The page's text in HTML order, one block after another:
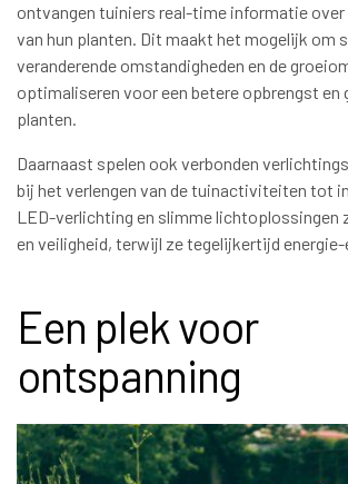
ontvangen tuiniers real-time informatie over
van hun planten. Dit maakt het mogelijk om
veranderende omstandigheden en de
optimaliseren voor een betere opbrengst en
planten.
Daarnaast spelen ook verbonden
bij het verlengen van de tuinactiviteiten tot
LED-verlichting en slimme lichtoplossingen
en veiligheid, terwijl ze tegelijkertijd
Een plek voor
ontspanning